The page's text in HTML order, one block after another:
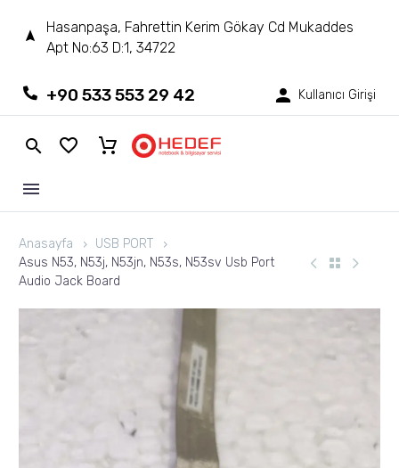
Hasanpaşa, Fahrettin Kerim Gökay Cd Mukaddes
Apt No:63 D:1, 34722
+90 533 553 29 42 Kullanıcı Girişi
Anasayfa
USB PORT
Asus N53, N53j, N53jn, N53s, N53sv Usb Port
Audio Jack Board